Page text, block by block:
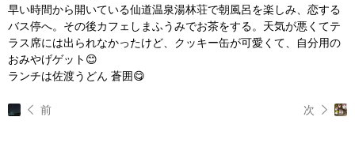
早い時間から開いている仙道温泉湯林荘で朝風呂を楽しみ、恋する
バス停へ。その後カフェしまふうみでお茶をする。天気が悪くてテ
ラス席には出られなかったけど、クッキー缶が可愛くて、自分用の
おみやげゲット😊
ランチは佐渡うどん 蒼囲😋
前 次